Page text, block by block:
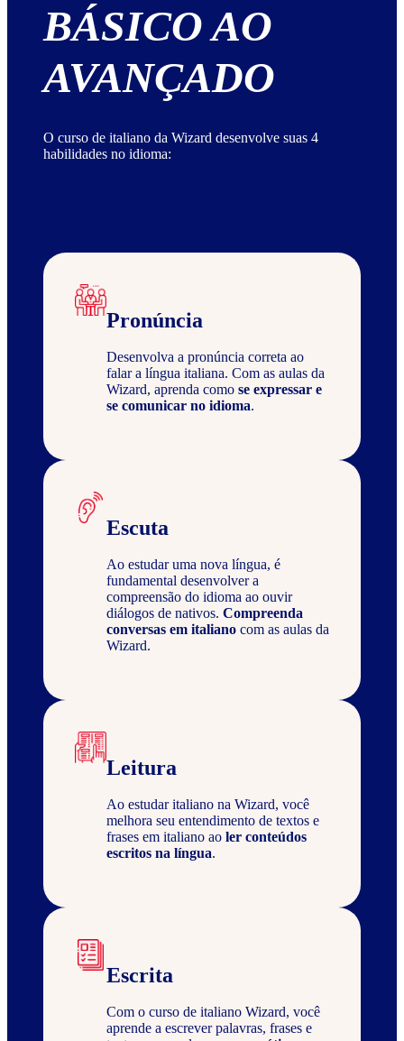
BÁSICO AO
AVANÇADO
O curso de italiano da Wizard desenvolve suas 4
habilidades no idioma:
Pronúncia
Desenvolva a pronúncia correta ao
falar a língua italiana. Com as aulas da
Wizard, aprenda como se expressar e
se comunicar no idioma.
Escuta
Ao estudar uma nova língua, é
fundamental desenvolver a
compreensão do idioma ao ouvir
diálogos de nativos. Compreenda
conversas em italiano com as aulas da
Wizard.
Leitura
Ao estudar italiano na Wizard, você
melhora seu entendimento de textos e
frases em italiano ao ler conteúdos
escritos na língua.
Escrita
Com o curso de italiano Wizard, você
aprende a escrever palavras, frases e